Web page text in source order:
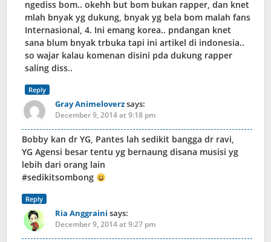
ngediss bom.. okehh but bom bukan rapper, dan knet
mlah bnyak yg dukung, bnyak yg bela bom malah fans
Internasional, 4. Ini emang korea.. pndangan knet
sana blum bnyak trbuka tapi ini artikel di indonesia..
so wajar kalau komenan disini pda dukung rapper
saling diss..
Reply
Gray Animeloverzsays:
December 9, 2014 at 9:18 pm
Bobby kan dr YG, Pantes lah sedikit bangga dr ravi,
YG Agensi besar tentu yg bernaung disana musisi yg
lebih dari orang lain
#sedikitsombong
Reply
Ria Anggraini says:
December 9, 2014 at 9:27 pm